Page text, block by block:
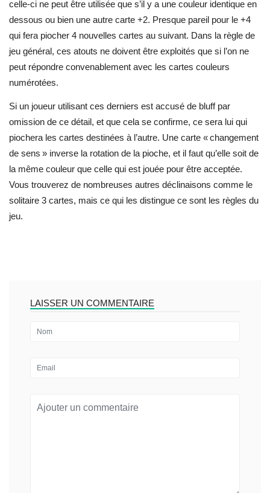
celle-ci ne peut être utilisée que s’il y a une couleur identique en
dessous ou bien une autre carte +2. Presque pareil pour le +4
qui fera piocher 4 nouvelles cartes au suivant. Dans la règle de
jeu général, ces atouts ne doivent être exploités que si l’on ne
peut répondre convenablement avec les cartes couleurs
numérotées.
Si un joueur utilisant ces derniers est accusé de bluff par
omission de ce détail, et que cela se confirme, ce sera lui qui
piochera les cartes destinées à l’autre. Une carte « changement
de sens » inverse la rotation de la pioche, et il faut qu’elle soit de
la même couleur que celle qui est jouée pour être acceptée.
Vous trouverez de nombreuses autres déclinaisons comme le
solitaire 3 cartes, mais ce qui les distingue ce sont les règles du
jeu.
LAISSER UN COMMENTAIRE